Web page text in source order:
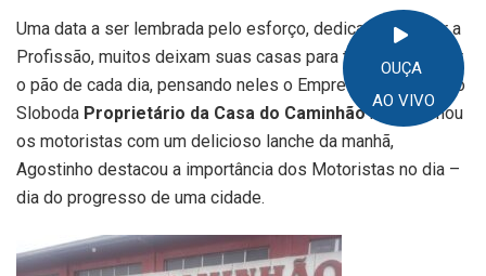
OUÇA
AO VIVO
Uma data a ser lembrada pelo esforço, dedicação e amor a
Profissão, muitos deixam suas casas para trabalhar e levar
o pão de cada dia, pensando neles o Empresário Agostinho
Sloboda Proprietário da Casa do Caminhãorecepcionou
os motoristas com um delicioso lanche da manhã,
Agostinho destacou a importância dos Motoristas no dia –
dia do progresso de uma cidade.